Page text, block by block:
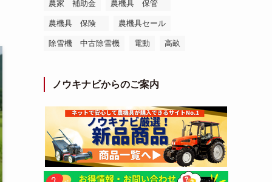
農家 補助金 農機具 保管
農機具 保険 農機具セール
除雪機 中古除雪機 電動 高畝
ノウキナビからのご案内